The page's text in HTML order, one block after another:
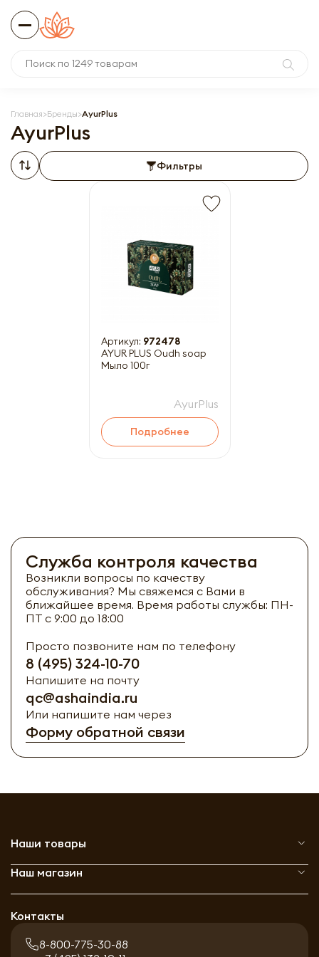
Главная Бренды AyurPlus
AyurPlus
Фильтры
Артикул: 972478
AYUR PLUS Oudh soap
Мыло 100г
AyurPlus
Подробнее
Служба контроля качества
Возникли вопросы по качеству
обслуживания? Мы свяжемся с Вами в
ближайшее время. Время работы службы: ПН-
ПТ с 9:00 до 18:00
Просто позвоните нам по телефону
8 (495) 324-10-70
Напишите на почту
qc@ashaindia.ru
Или напишите нам через
Форму обратной связи
Наши товары
Наш магазин
Контакты
8-800-775-30-88